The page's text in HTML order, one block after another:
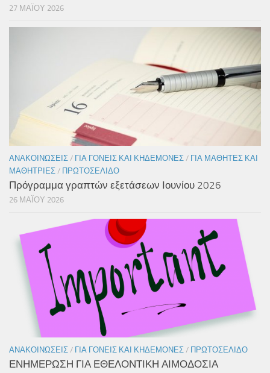
27 ΜΑΪ́ΟΥ 2026
ΑΝΑΚΟΙΝΏΣΕΙΣ / ΓΙΑ ΓΟΝΕΊΣ ΚΑΙ ΚΗΔΕΜΌΝΕΣ / ΓΙΑ ΜΑΘΗΤΈΣ ΚΑΙ
ΜΑΘΉΤΡΙΕΣ / ΠΡΩΤΟΣΈΛΙΔΟ
Πρόγραμμα γραπτών εξετάσεων Ιουνίου 2026
26 ΜΑΪ́ΟΥ 2026
ΑΝΑΚΟΙΝΏΣΕΙΣ / ΓΙΑ ΓΟΝΕΊΣ ΚΑΙ ΚΗΔΕΜΌΝΕΣ / ΠΡΩΤΟΣΈΛΙΔΟ
ΕΝΗΜΕΡΩΣΗ ΓΙΑ ΕΘΕΛΟΝΤΙΚΗ ΑΙΜΟΔΟΣΙΑ